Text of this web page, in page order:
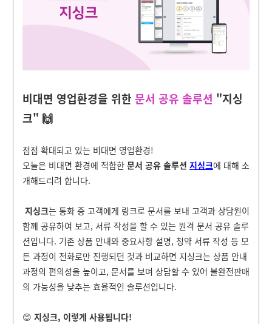
비대면 영업환경을 위한 문서 공유 솔루션 "지싱
크" 🙌
점점 확대되고 있는 비대면 영업환경!
오늘은 비대면 환경에 적합한 문서 공유 솔루션 지싱크에 대해 소
개해드리려 합니다.
지싱크는 통화 중 고객에게 링크로 문서를 보내 고객과 상담원이
함께 공유하여 보고, 서류 작성을 할 수 있는 원격 문서 공유 솔루
션입니다. 기존 상품 안내와 중요사항 설명, 청약 서류 작성 등 모
든 과정이 전화로만 진행되던 것과 비교하면 지싱크는 상품 안내
과정의 편의성을 높이고, 문서를 보며 상담할 수 있어 불완전판매
의 가능성을 낮추는 효율적인 솔루션입니다.
😊 지싱크, 이렇게 사용됩니다!